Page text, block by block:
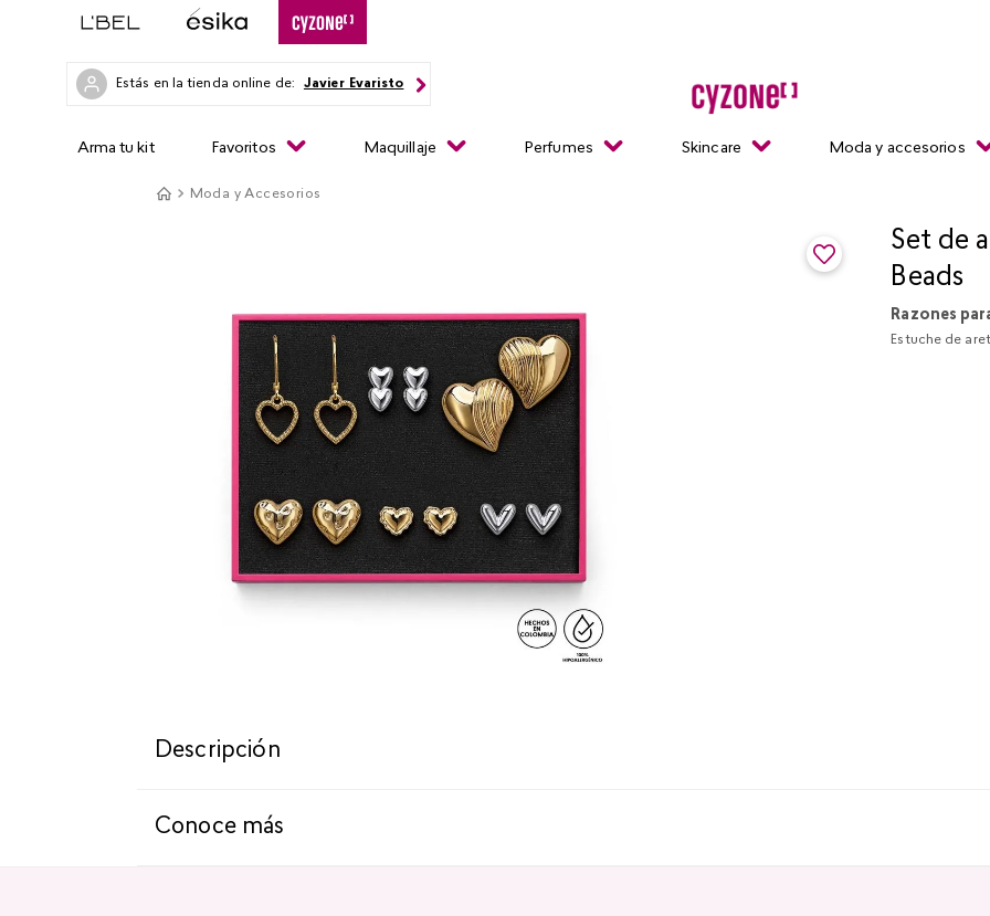
Estás en la tienda online de: Javier Evaristo
Arma tu kit Favoritos Maquillaje Perfumes Skincare Moda y accesorios
Moda y Accesorios
Set de
Beads
Razones
Estuche de
Descripción
Conoce más